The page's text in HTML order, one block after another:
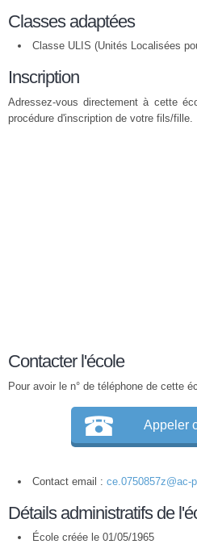
Classes adaptées
Classe ULIS (Unités Localisées
Inscription
Adressez-vous directement à cette
procédure d'inscription de votre fils/fille.
Contacter l'école
Pour avoir le n° de téléphone de cette
Appeler
Contact email : ce.0750857z@ac-
Détails administratifs de
École créée le 01/05/1965